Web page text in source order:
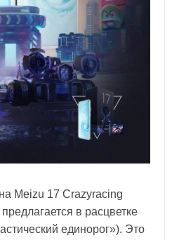
Meizu 17 Crazyracing
в расцветке
единорог»). Это